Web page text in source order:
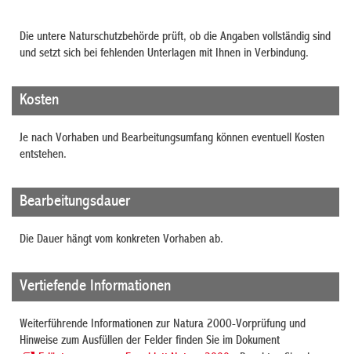
Die untere Naturschutzbehörde prüft, ob die Angaben vollständig sind
und setzt sich bei fehlenden Unterlagen mit Ihnen in Verbindung.
Kosten
Je nach Vorhaben und Bearbeitungsumfang können eventuell Kosten
entstehen.
Bearbeitungsdauer
Die Dauer hängt vom konkreten Vorhaben ab.
Vertiefende Informationen
Weiterführende Informationen zur Natura 2000-Vorprüfung und
Hinweise zum Ausfüllen der Felder finden Sie im Dokument